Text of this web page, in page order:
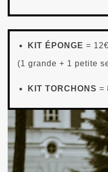
KIT ÉPONGE = 12€
(1 grande + 1 petite
KIT TORCHONS =